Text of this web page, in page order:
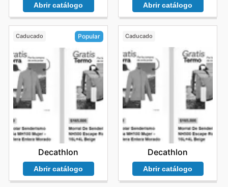
Abrir catálogo Abrir catálogo
Caducado Popular
Decathlon
Abrir catálogo
Caducado
Decathlon
Abrir catálogo